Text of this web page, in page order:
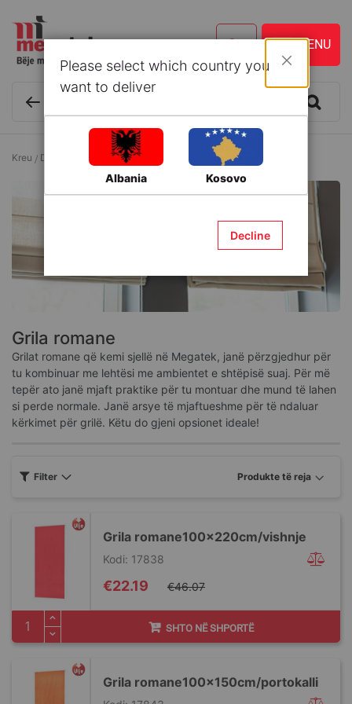
Kreu Dekor Grila për dritare
Grila romane
Grilat romane që kemi sjellë në Megatek, janë përzgjedhur për
tu kombinuar me lehtësi me ambientet e shtëpisë suaj. Për më
tepër ato janë mjaft praktike për tu montuar dhe mund të lahen
si perde normale. Janë arsye të mjaftueshme për të ndaluar
kërkimet për grilë. Këtu do gjeni opsionet ideale!
Grila romane100x220cm/vishnje
Kodi: 17838
Special
Price
€22.19 €46.07
SHTO NË SHPORTË
Grila romane100x150cm/portokalli
Filter
Please select which country you
want to deliver
Albania Kosovo
Decline